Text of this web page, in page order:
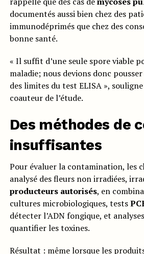
documentés aussi bien chez des
immunodéprimés que chez des
bonne santé.
« Il suffit d’une seule spore viable
maladie; nous devions donc
des limites du test ELISA », souligne
coauteur de l’étude.
Des méthodes de
insuffisantes
Pour évaluer la contamination, les
analysé des fleurs non irradiées,
producteurs autorisés, en
cultures microbiologiques, tests
détecter l’ADN fongique, et analyses
quantifier les toxines.
Résultat : même lorsque les